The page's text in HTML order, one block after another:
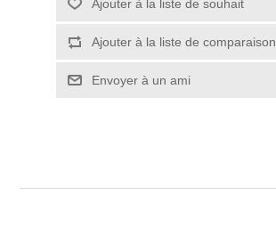
Ajouter à la liste de souhait
Ajouter à la liste de comparaison
Envoyer à un ami